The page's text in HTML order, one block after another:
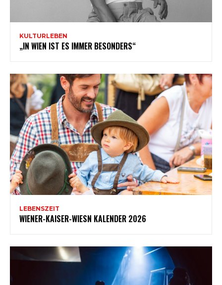
KULTURLEBEN
„IN WIEN IST ES IMMER BESONDERS“
LEBENSZEIT
WIENER-KAISER-WIESN KALENDER 2026